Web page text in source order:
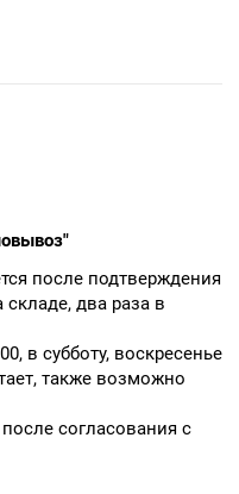
после подтверждения
два раза в
в субботу, воскресенье
также возможно
согласования с